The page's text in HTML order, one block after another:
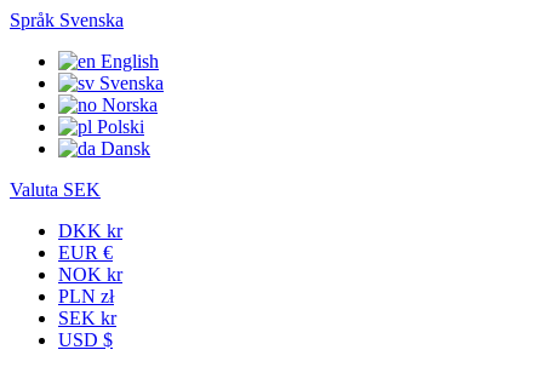
Språk Svenska
English
Svenska
Norska
Polski
Dansk
Valuta SEK
DKK kr
EUR €
NOK kr
PLN zł
SEK kr
USD $